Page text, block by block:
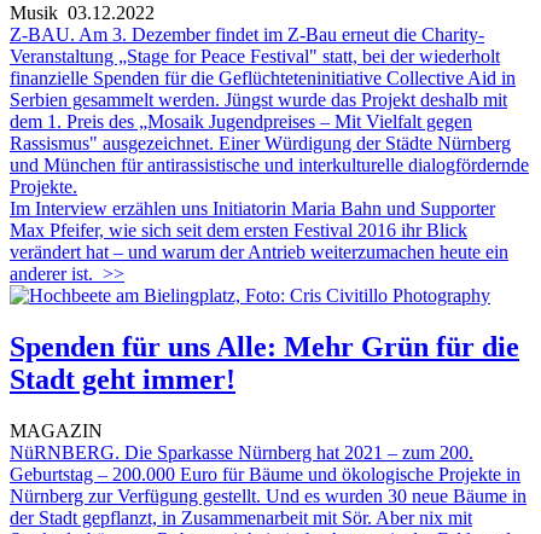
Musik 03.12.2022
Z-BAU. Am 3. Dezember findet im Z-Bau erneut die Charity-
Veranstaltung „Stage for Peace Festival" statt, bei der wiederholt
finanzielle Spenden für die Geflüchteteninitiative Collective Aid in
Serbien gesammelt werden. Jüngst wurde das Projekt deshalb mit
dem 1. Preis des „Mosaik Jugendpreises – Mit Vielfalt gegen
Rassismus" ausgezeichnet. Einer Würdigung der Städte Nürnberg
und München für antirassistische und interkulturelle dialogfördernde
Projekte.
Im Interview erzählen uns Initiatorin Maria Bahn und Supporter
Max Pfeifer, wie sich seit dem ersten Festival 2016 ihr Blick
verändert hat – und warum der Antrieb weiterzumachen heute ein
anderer ist. >>
Spenden für uns Alle: Mehr Grün für die
Stadt geht immer!
MAGAZIN
NüRNBERG. Die Sparkasse Nürnberg hat 2021 – zum 200.
Geburtstag – 200.000 Euro für Bäume und ökologische Projekte in
Nürnberg zur Verfügung gestellt. Und es wurden 30 neue Bäume in
der Stadt gepflanzt, in Zusammenarbeit mit Sör. Aber nix mit